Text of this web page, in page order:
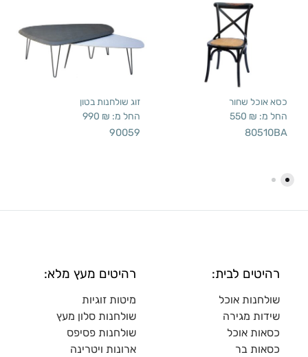
כסא אוכל שחור
החל מ: 550 ₪
80510BA
זוג שולחנות בטון
החל מ: 990 ₪
90059
רהיטים לבית:
שולחנות אוכל
שידות מגירה
כסאות אוכל
כסאות בר
רהיטים מעץ מלא:
מיטות זוגיות
שולחנות סלון מעץ
שולחנות פסיפס
ארונות ויטרינה